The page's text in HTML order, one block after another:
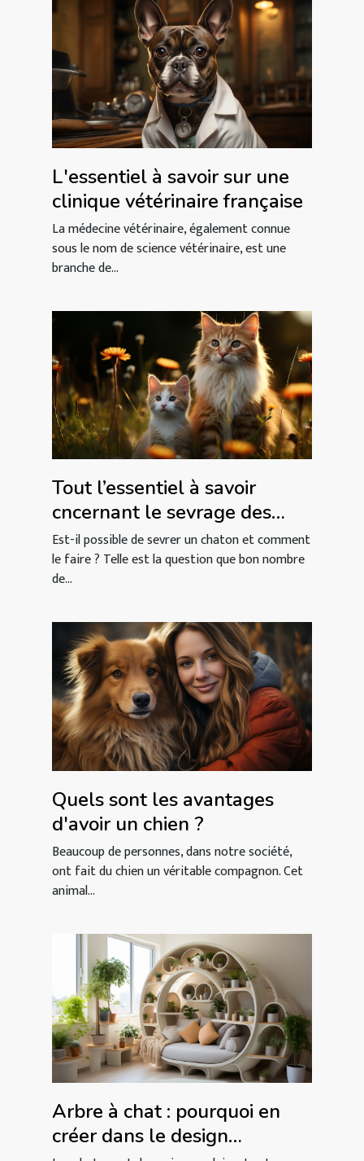
L'essentiel à savoir sur une
clinique vétérinaire française
La médecine vétérinaire, également connue
sous le nom de science vétérinaire, est une
branche de...
Tout l’essentiel à savoir
cncernant le sevrage des
chatons
Est-il possible de sevrer un chaton et comment
le faire ? Telle est la question que bon nombre
de...
Quels sont les avantages
d'avoir un chien ?
Beaucoup de personnes, dans notre société,
ont fait du chien un véritable compagnon. Cet
animal...
Arbre à chat : pourquoi en
créer dans le design